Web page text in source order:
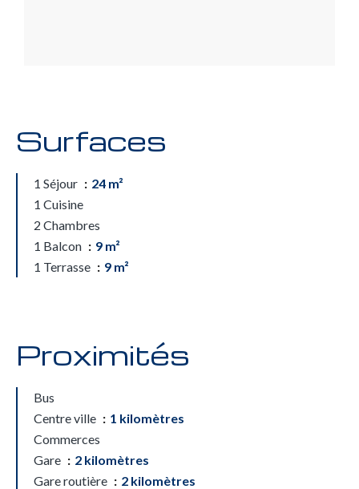
Surfaces
1 Séjour
24 m²
1 Cuisine
2 Chambres
1 Balcon
9 m²
1 Terrasse
9 m²
Proximités
Bus
Centre ville
1 kilomètres
Commerces
Gare
2 kilomètres
Gare routière
2 kilomètres